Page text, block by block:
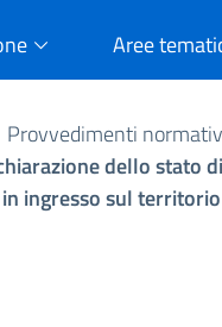
Aree
Provvedimenti
dello stato
ingresso sul